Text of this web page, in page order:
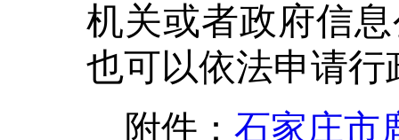
机关或者政府信
也可以依法申请
附件： 石家庄市